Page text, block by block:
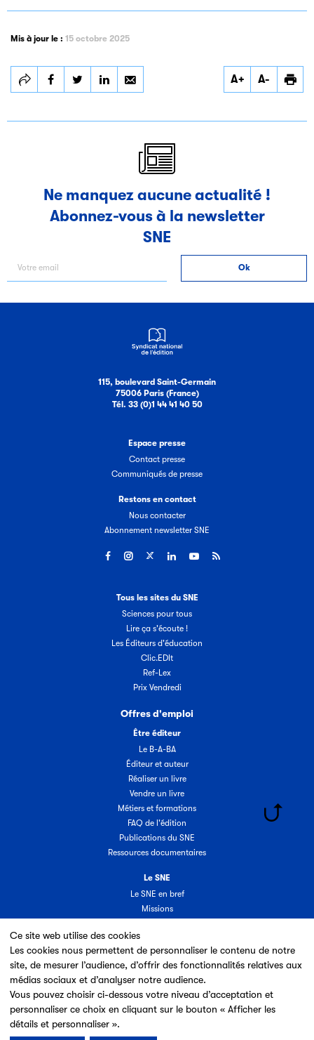
Ce site web utilise des cookies
Les cookies nous permettent de personnaliser le contenu de notre
site, de mesurer l’audience, d’offrir des fonctionnalités relatives aux
médias sociaux et d’analyser notre audience.
Vous pouvez choisir ci-dessous votre niveau d’acceptation et
personnaliser ce choix en cliquant sur le bouton « Afficher les
détails et personnaliser ».
Mis à jour le : 15 octobre 2025
Partager
Les bouquinistes
novembre 2025
Partager
Les bouquinistes
novembre 2025
Partager
Les bouquinistes
novembre 2025
A+ A-
Ne manquez aucune actualité !
Abonnez-vous à la newsletter
SNE
115, boulevard Saint-Germain
75006 Paris (France)
Tél. 33 (0)1 44 41 40 50
Espace presse
Contact presse
Communiqués de presse
Restons en contact
Nous contacter
Abonnement newsletter SNE
Tous les sites du SNE
Sciences pour tous
Lire ça s'écoute !
Les Éditeurs d'éducation
Clic.EDIt
Ref-Lex
Prix Vendredi
Offres d'emploi
Être éditeur
Le B-A-BA
Éditeur et auteur
Réaliser un livre
Vendre un livre
Métiers et formations
FAQ de l'édition
Publications du SNE
Ressources documentaires
Le SNE
Le SNE en bref
Missions
Groupes & commissions
Partenaires
Annuaire des adhérents
Nouveaux adhérents
Espace adhérent
Adhérer au SNE